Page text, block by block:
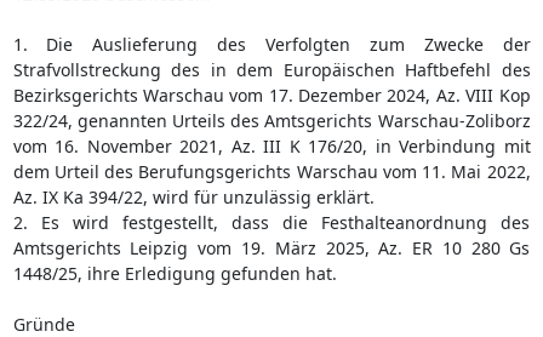
1. Die Auslieferung des Verfolgten zum Zwecke der
Strafvollstreckung des in dem Europäischen Haftbefehl des
Bezirksgerichts Warschau vom 17. Dezember 2024, Az. VIII Kop
322/24, genannten Urteils des Amtsgerichts Warschau-Zoliborz
vom 16. November 2021, Az. III K 176/20, in Verbindung mit
dem Urteil des Berufungsgerichts Warschau vom 11. Mai 2022,
Az. IX Ka 394/22, wird für unzulässig erklärt.
2. Es wird festgestellt, dass die Festhalteanordnung des
Amtsgerichts Leipzig vom 19. März 2025, Az. ER 10 280 Gs
1448/25, ihre Erledigung gefunden hat.
Gründe